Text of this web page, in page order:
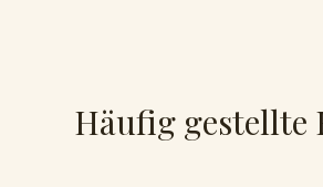
Häufig gestellte